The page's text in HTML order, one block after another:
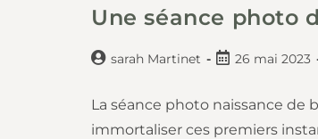
Une séance photo
sarah Martinet 26 mai 2023
La séance photo naissance
immortaliser ces premiers